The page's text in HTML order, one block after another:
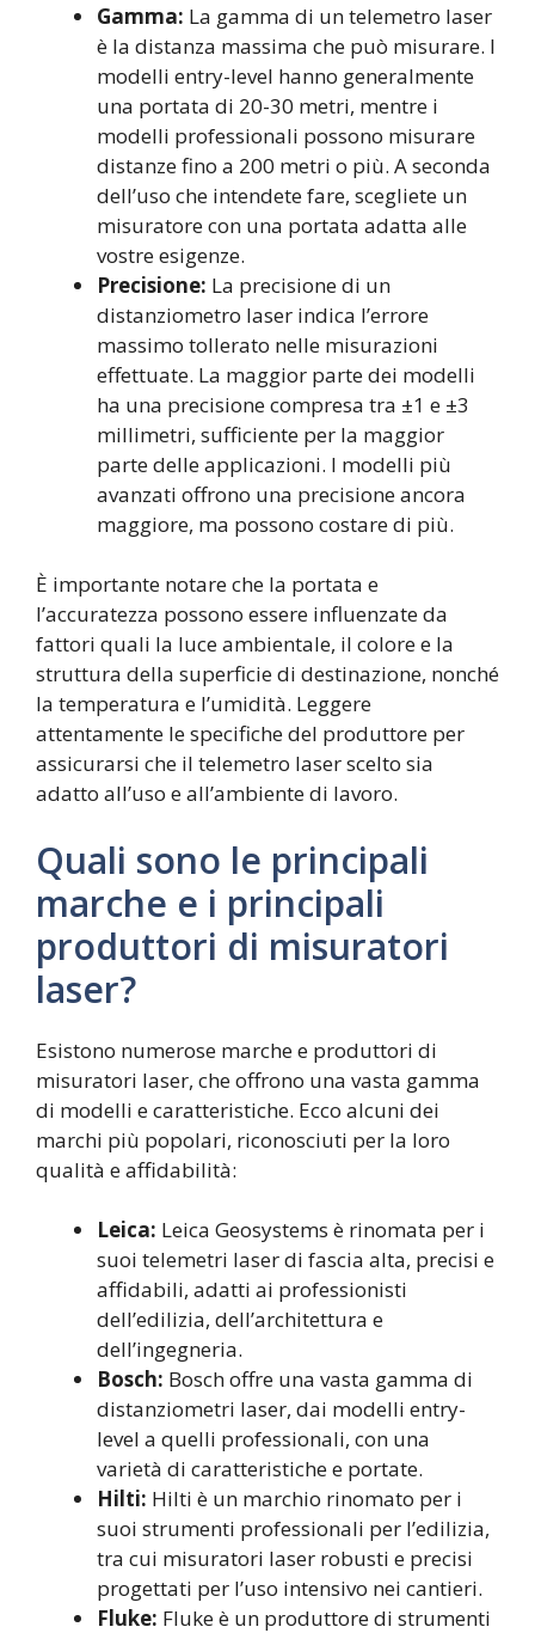
Gamma: La gamma di un telemetro laser
è la distanza massima che può misurare. I
modelli entry-level hanno generalmente
una portata di 20-30 metri, mentre i
modelli professionali possono misurare
distanze fino a 200 metri o più. A seconda
dell’uso che intendete fare, scegliete un
misuratore con una portata adatta alle
vostre esigenze.
Precisione: La precisione di un
distanziometro laser indica l’errore
massimo tollerato nelle misurazioni
effettuate. La maggior parte dei modelli
ha una precisione compresa tra ±1 e ±3
millimetri, sufficiente per la maggior
parte delle applicazioni. I modelli più
avanzati offrono una precisione ancora
maggiore, ma possono costare di più.
È importante notare che la portata e
l’accuratezza possono essere influenzate da
fattori quali la luce ambientale, il colore e la
struttura della superficie di destinazione, nonché
la temperatura e l’umidità. Leggere
attentamente le specifiche del produttore per
assicurarsi che il telemetro laser scelto sia
adatto all’uso e all’ambiente di lavoro.
Quali sono le principali
marche e i principali
produttori di misuratori
laser?
Esistono numerose marche e produttori di
misuratori laser, che offrono una vasta gamma
di modelli e caratteristiche. Ecco alcuni dei
marchi più popolari, riconosciuti per la loro
qualità e affidabilità:
Leica: Leica Geosystems è rinomata per i
suoi telemetri laser di fascia alta, precisi e
affidabili, adatti ai professionisti
dell’edilizia, dell’architettura e
dell’ingegneria.
Bosch: Bosch offre una vasta gamma di
distanziometri laser, dai modelli entry-
level a quelli professionali, con una
varietà di caratteristiche e portate.
Hilti: Hilti è un marchio rinomato per i
suoi strumenti professionali per l’edilizia,
tra cui misuratori laser robusti e precisi
progettati per l’uso intensivo nei cantieri.
Fluke: Fluke è un produttore di strumenti